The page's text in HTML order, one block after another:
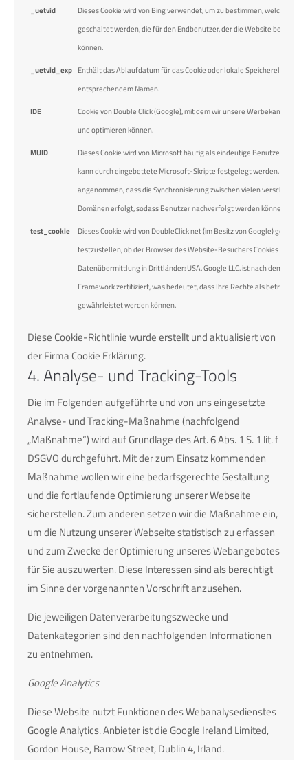
_uetvid
Dieses Cookie wird von Bing verwendet, um zu bestimmen, welche
geschaltet werden, die für den Endbenutzer, der die Website besucht,
können.
_uetvid_exp Enthält das Ablaufdatum für das Cookie oder lokale Speicherelement
entsprechendem Namen.
IDE
Cookie von Double Click (Google), mit dem wir unsere
und optimieren können.
MUID
Dieses Cookie wird von Microsoft häufig als eindeutige Benutzer-ID
kann durch eingebettete Microsoft-Skripte festgelegt werden. Es wird
angenommen, dass die Synchronisierung zwischen vielen
Domänen erfolgt, sodass Benutzer nachverfolgt werden können.
test_cookie
Dieses Cookie wird von DoubleClick net (im Besitz von Google) gesetzt,
festzustellen, ob der Browser des Website-Besuchers Cookies
Datenübermittlung in Drittländer: USA. Google LLC. ist nach dem Data
Framework zertifiziert, was bedeutet, dass Ihre Rechte als betroffene
gewährleistet werden können.
Diese Cookie-Richtlinie wurde erstellt und aktualisiert von
der FirmaCookie Erklärung.
4. Analyse- und Tracking-Tools
Die im Folgenden aufgeführte und von uns eingesetzte
Analyse- und Tracking-Maßnahme (nachfolgend
„Maßnahme“) wird auf Grundlage des Art. 6 Abs. 1 S. 1 lit. f
DSGVO durchgeführt. Mit der zum Einsatz kommenden
Maßnahme wollen wir eine bedarfsgerechte Gestaltung
und die fortlaufende Optimierung unserer Webseite
sicherstellen. Zum anderen setzen wir die Maßnahme ein,
um die Nutzung unserer Webseite statistisch zu erfassen
und zum Zwecke der Optimierung unseres Webangebotes
für Sie auszuwerten. Diese Interessen sind als berechtigt
im Sinne der vorgenannten Vorschrift anzusehen.
Die jeweiligen Datenverarbeitungszwecke und
Datenkategorien sind den nachfolgenden Informationen
zu entnehmen.
Google Analytics
Diese Website nutzt Funktionen des Webanalysedienstes
Google Analytics. Anbieter ist die Google Ireland Limited,
Gordon House, Barrow Street, Dublin 4, Irland.